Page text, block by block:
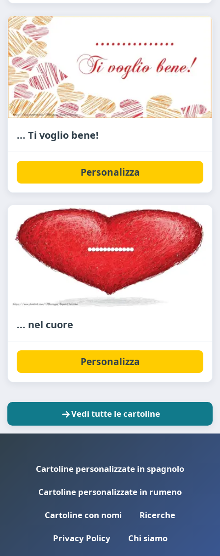
... Ti voglio bene!
Personalizza
... nel cuore
Personalizza
Vedi tutte le cartoline
Cartoline personalizzate in spagnolo
Cartoline personalizzate in rumeno
Cartoline con nomi Ricerche
Privacy Policy Chi siamo